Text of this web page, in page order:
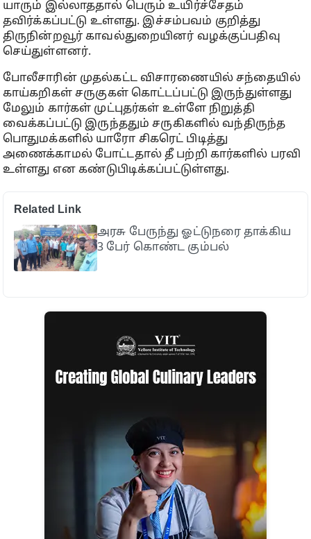
யாரும் இல்லாததால் பெரும் உயிர்ச்சேதம்
தவிர்க்கப்பட்டு உள்ளது. இச்சம்பவம் குறித்து
திருநின்றவூர் காவல்துறையினர் வழக்குப்பதிவு
செய்துள்ளனர்.
போலீசாரின் முதல்கட்ட விசாரணையில் சந்தையில்
காய்கறிகள் சருகுகள் கொட்டப்பட்டு இருந்துள்ளது
மேலும் கார்கள் முட்புதர்கள் உள்ளே நிறுத்தி
வைக்கப்பட்டு இருந்ததும் சருகிகளில் வந்திருந்த
பொதுமக்களில் யாரோ சிகரெட் பிடித்து
அணைக்காமல் போட்டதால் தீ பற்றி கார்களில் பரவி
உள்ளது என கண்டுபிடிக்கப்பட்டுள்ளது.
Related Link
அரசு பேருந்து ஓட்டுநரை தாக்கிய
3 பேர் கொண்ட கும்பல்